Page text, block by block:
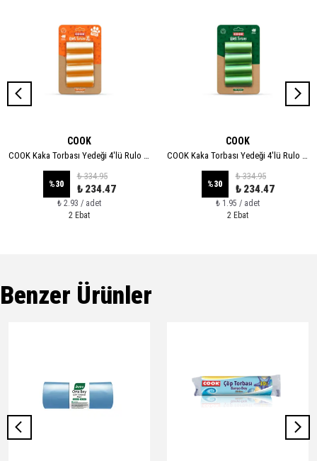
COOK
COOK Kaka Torbası Yedeği 4'lü Rulo - XL
%30
₺ 334.95
₺ 234.47
₺ 2.93 / adet
2 Ebat
COOK
COOK Kaka Torbası Yedeği 4'lü Rulo - STANDART
%30
₺ 334.95
₺ 234.47
₺ 1.95 / adet
2 Ebat
Benzer Ürünler